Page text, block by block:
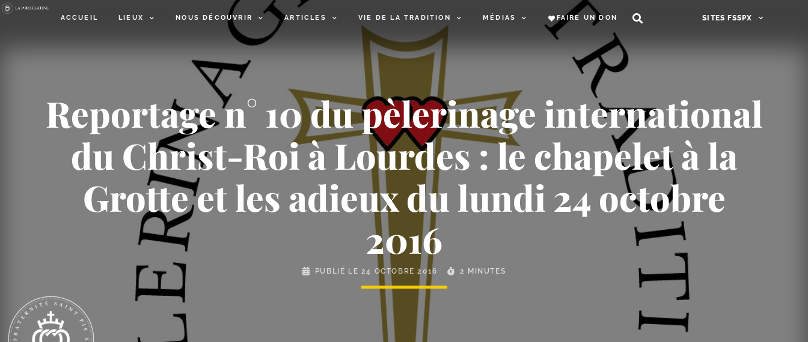
ACCUEIL LIEUX NOUS DÉCOUVRIR ARTICLES VIE DE LA TRADITION MÉDIAS FAIRE UN DON SITES FSSPX
Reportage n° 10 du pèlerinage international
du Christ-​Roi à Lourdes : le chapelet à la
Grotte et les adieux du lundi 24 octobre
2016
PUBLIÉ LE 24 OCTOBRE 2016 2 MINUTES